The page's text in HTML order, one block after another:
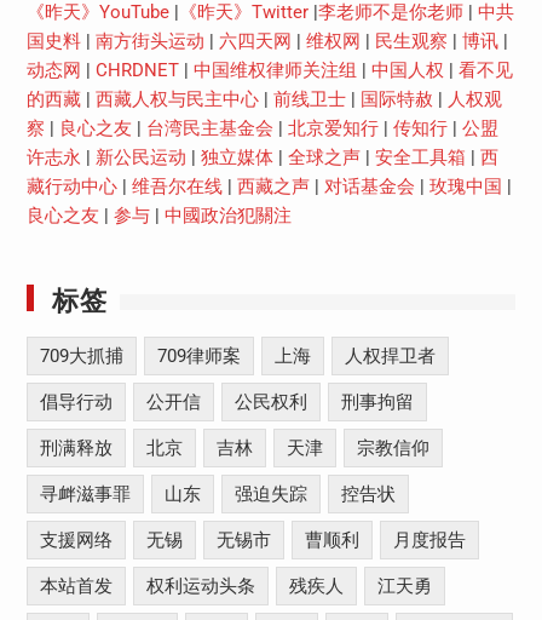
《昨天》YouTube| 《昨天》Twitter| 李老师不是你老师| 中共
国史料| 南方街头运动 六四天网 维权网 民生观察 博讯|
动态网
CHRDNET| 中国维权律师关注组 中国人权
看不见
的西藏| 西藏人权与民主中心| 前线卫士| 国际特赦
人权观
察
良心之友 台湾民主基金会 北京爱知行| 传知行| 公盟
许志永
新公民运动 独立媒体| 全球之声| 安全工具箱
西
藏行动中心| 维吾尔在线| 西藏之声| 对话基金会 玫瑰中国
良心之友
参与| 中國政治犯關注
标签
709大抓捕 709律师案 上海 人权捍卫者
倡导行动 公开信 公民权利 刑事拘留
刑满释放 北京 吉林 天津 宗教信仰
寻衅滋事罪 山东 强迫失踪 控告状
支援网络 无锡 无锡市 曹顺利 月度报告
本站首发 权利运动头条 残疾人 江天勇